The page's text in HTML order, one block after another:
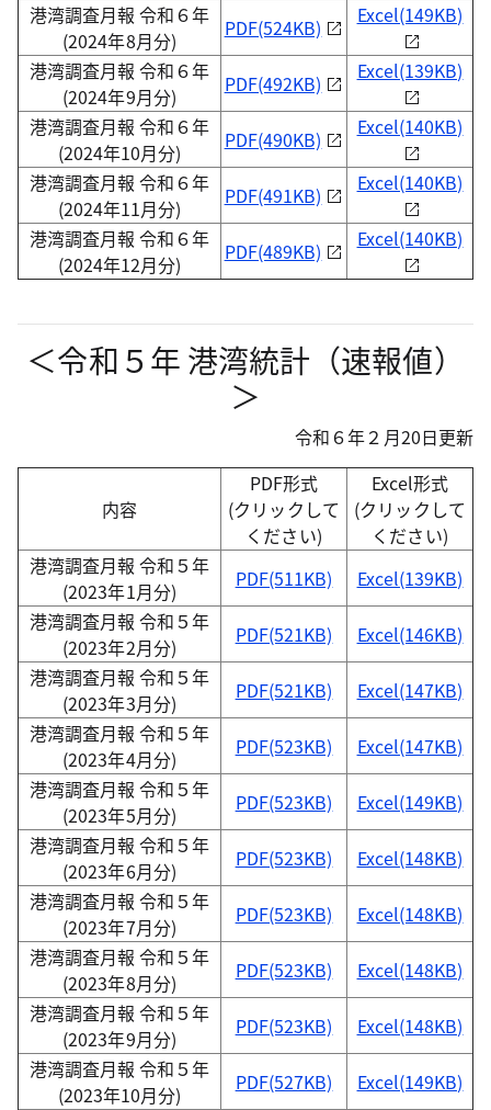
港湾調査月報 令和６年
(2024年8月分)
PDF(524KB) Excel(149KB)
港湾調査月報 令和６年
(2024年9月分)
PDF(492KB) Excel(139KB)
港湾調査月報 令和６年
(2024年10月分)
PDF(490KB) Excel(140KB)
港湾調査月報 令和６年
(2024年11月分)
PDF(491KB) Excel(140KB)
港湾調査月報 令和６年
(2024年12月分)
PDF(489KB) Excel(140KB)
＜令和５年 港湾統計（速報値）
＞
令和６年２月20日更新
内容
PDF形式
(クリックして
ください)
Excel形式
(クリックして
ください)
港湾調査月報 令和５年
(2023年1月分)
PDF(511KB)
Excel(139KB)
港湾調査月報 令和５年
(2023年2月分)
PDF(521KB)
Excel(146KB)
港湾調査月報 令和５年
(2023年3月分)
PDF(521KB)
Excel(147KB)
港湾調査月報 令和５年
(2023年4月分)
PDF(523KB)
Excel(147KB)
港湾調査月報 令和５年
(2023年5月分)
PDF(523KB)
Excel(149KB)
港湾調査月報 令和５年
(2023年6月分)
PDF(523KB)
Excel(148KB)
港湾調査月報 令和５年
(2023年7月分)
PDF(523KB)
Excel(148KB)
港湾調査月報 令和５年
(2023年8月分)
PDF(523KB)
Excel(148KB)
港湾調査月報 令和５年
(2023年9月分)
PDF(523KB)
Excel(148KB)
港湾調査月報 令和５年
(2023年10月分)
PDF(527KB)
Excel(149KB)